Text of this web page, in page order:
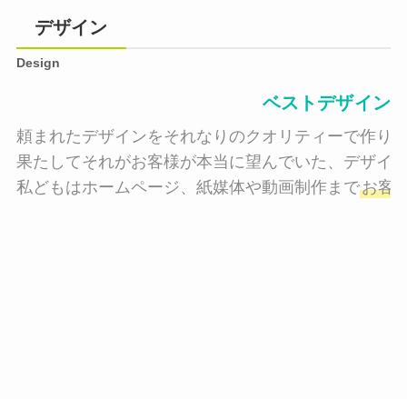
デザイン
Design
ベストデザイン
頼まれたデザインをそれなりのクオリティーで作り
果たしてそれがお客様が本当に望んでいた、デザイ
私どもはホームページ、紙媒体や動画制作までお客